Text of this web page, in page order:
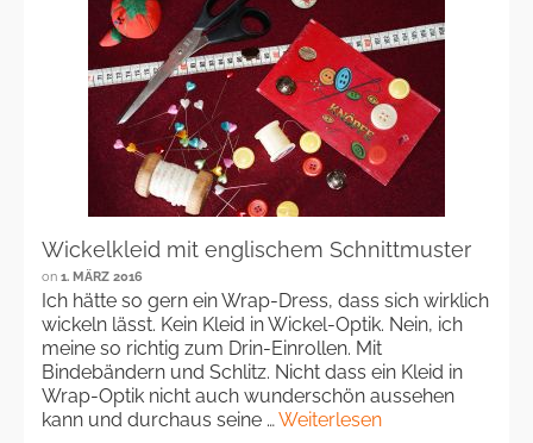
Wickelkleid mit englischem Schnittmuster
on 1. MÄRZ 2016
Ich hätte so gern ein Wrap-Dress, dass sich wirklich
wickeln lässt. Kein Kleid in Wickel-Optik. Nein, ich
meine so richtig zum Drin-Einrollen. Mit
Bindebändern und Schlitz. Nicht dass ein Kleid in
Wrap-Optik nicht auch wunderschön aussehen
kann und durchaus seine …Weiterlesen